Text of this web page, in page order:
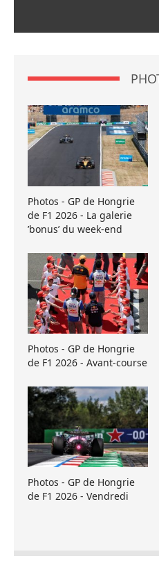
Photos - GP de Hongrie
de F1 2026 - La galerie
’bonus’ du week-end
Photos - GP de Hongrie
de F1 2026 - Avant-course
Photos - GP de Hongrie
de F1 2026 - Vendredi